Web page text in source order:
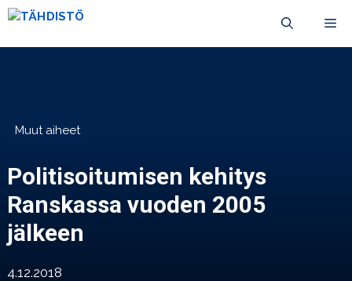
Siirry
Muut aiheet
Politisoitumisen kehitys
Ranskassa vuoden 2005
jälkeen
4.12.2018